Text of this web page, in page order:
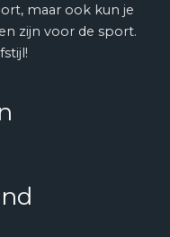
maar ook kun je
zijn voor de sport.